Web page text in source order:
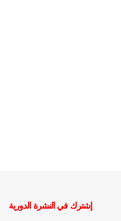
إشترك في النشرة الدورية